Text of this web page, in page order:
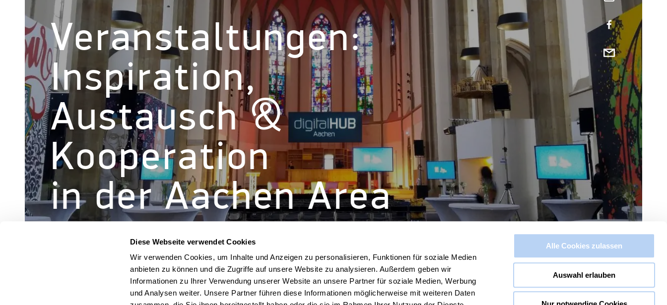
Diese Webseite verwendet Cookies
Wir verwenden Cookies, um Inhalte und Anzeigen zu personalisieren, Funktionen für soziale Medien
anbieten zu können und die Zugriffe auf unsere Website zu analysieren. Außerdem geben wir
Informationen zu Ihrer Verwendung unserer Website an unsere Partner für soziale Medien, Werbung
und Analysen weiter. Unsere Partner führen diese Informationen möglicherweise mit weiteren Daten
Alle Cookies zulassen
Auswahl erlauben
Veranstaltungen:
Inspiration,
Austausch &
Kooperation
in der Aachen Area